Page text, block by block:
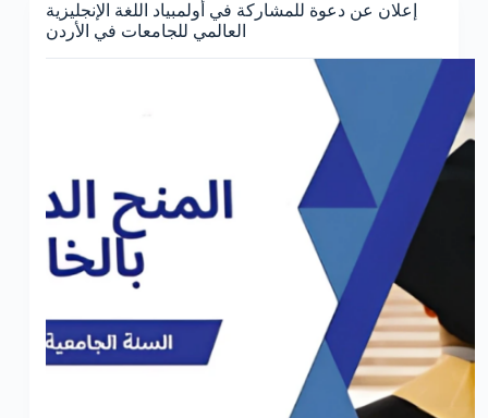
إعلان عن دعوة للمشاركة في أولمبياد اللغة الإنجليزية
العالمي للجامعات في الأردن